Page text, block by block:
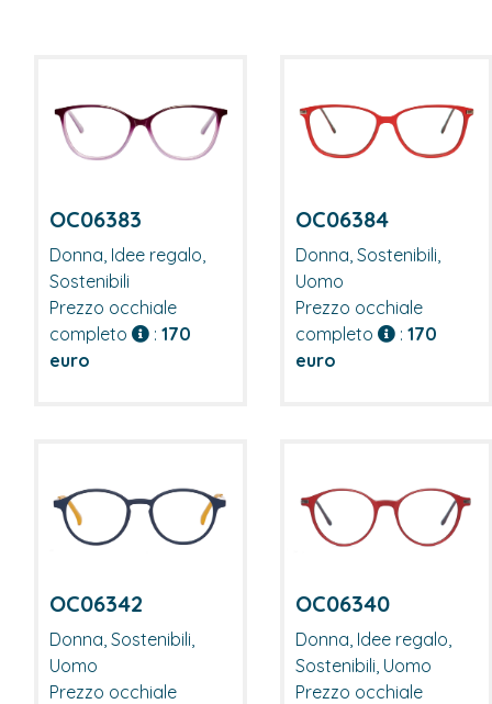
OC06383
Donna, Idee regalo,
Sostenibili
Prezzo occhiale
completo
: 170
euro
OC06384
Donna, Sostenibili,
Uomo
Prezzo occhiale
completo
: 170
euro
OC06342
Donna, Sostenibili,
Uomo
Prezzo occhiale
OC06340
Donna, Idee regalo,
Sostenibili, Uomo
Prezzo occhiale